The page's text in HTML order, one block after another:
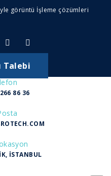
görüntü İşleme çözümleri
Talebi
86 36
İSTANBUL